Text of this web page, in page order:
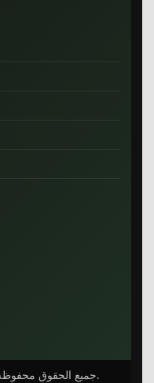
2026. جميع الحقوق محفوظة.